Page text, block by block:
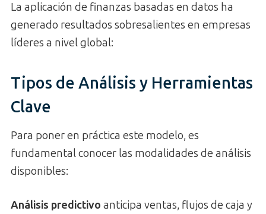
La aplicación de finanzas basadas en datos ha
generado resultados sobresalientes en empresas
líderes a nivel global:
Tipos de Análisis y Herramientas
Clave
Para poner en práctica este modelo, es
fundamental conocer las modalidades de análisis
disponibles:
Análisis predictivo anticipa ventas, flujos de caja y